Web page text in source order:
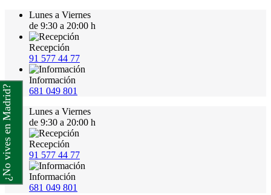
Lunes a Viernes
de 9:30 a 20:00 h
Recepción
91 577 44 77
Información
681 049 801
Lunes a Viernes
de 9:30 a 20:00 h
Recepción
91 577 44 77
Información
681 049 801
¿No vives en Madrid?